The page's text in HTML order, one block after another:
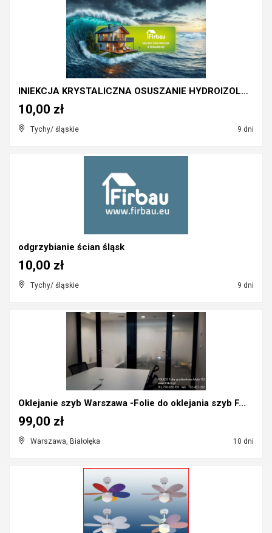
INIEKCJA KRYSTALICZNA OSUSZANIE HYDROIZOLACJE DIAG...
Tychy/ śląskie 9 dni
10,00 zł
odgrzybianie ścian śląsk
Tychy/ śląskie 9 dni
10,00 zł
Oklejanie szyb Warszawa -Folie do oklejania szyb F...
Warszawa, Białołęka 10 dni
99,00 zł